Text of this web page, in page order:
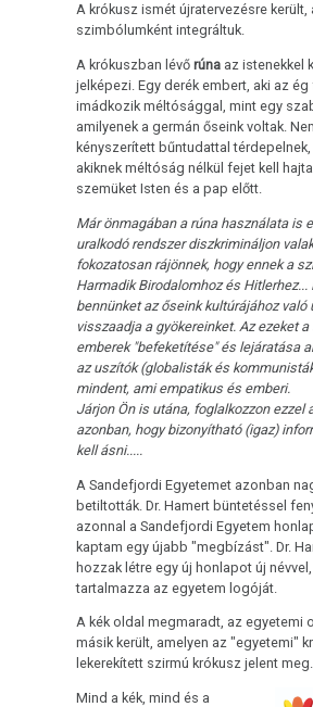
A krókusz ismét újratervezésre került,
szimbólumként integráltuk.
A krókuszban lévőrúna az istenekkel
jelképezi. Egy derék embert, aki az ég
imádkozik méltósággal, mint egy
amilyenek a germán őseink voltak.
kényszerített bűntudattal
akiknek méltóság nélkül fejet kell
szemüket Isten és a pap előtt.
Már önmagában a rúna használata is
uralkodó rendszer diszkrimináljon
fokozatosan rájönnek, hogy ennek a
Harmadik Birodalomhoz és
bennünket az őseink kultúrájához való
visszaadja a gyökereinket. Az ezeket
emberek "befeketítése" és lejáratása
az uszítók (globalisták és
mindent, ami empatikus és emberi.
Járjon Ön is utána, foglalkozzon ezzel
azonban, hogy bizonyítható (igaz)
kell ásni.....
A Sandefjordi Egyetemet azonban
betiltották. Dr. Hamert büntetéssel
azonnal a Sandefjordi Egyetem
kaptam egy újabb "megbízást". Dr.
hozzak létre egy új honlapot új
tartalmazza az egyetem logóját.
A kék oldal megmaradt, az egyetemi
másik került, amelyen az "egyetemi"
lekerekített szirmú krókusz jelent meg.
Mind a kék, mind és a